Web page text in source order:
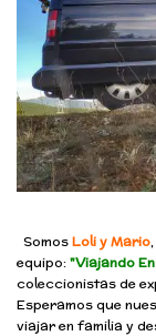
SomosLoli y Mario
equipo:"Viajando
coleccionistas de
Esperamos que
viajar en familia y